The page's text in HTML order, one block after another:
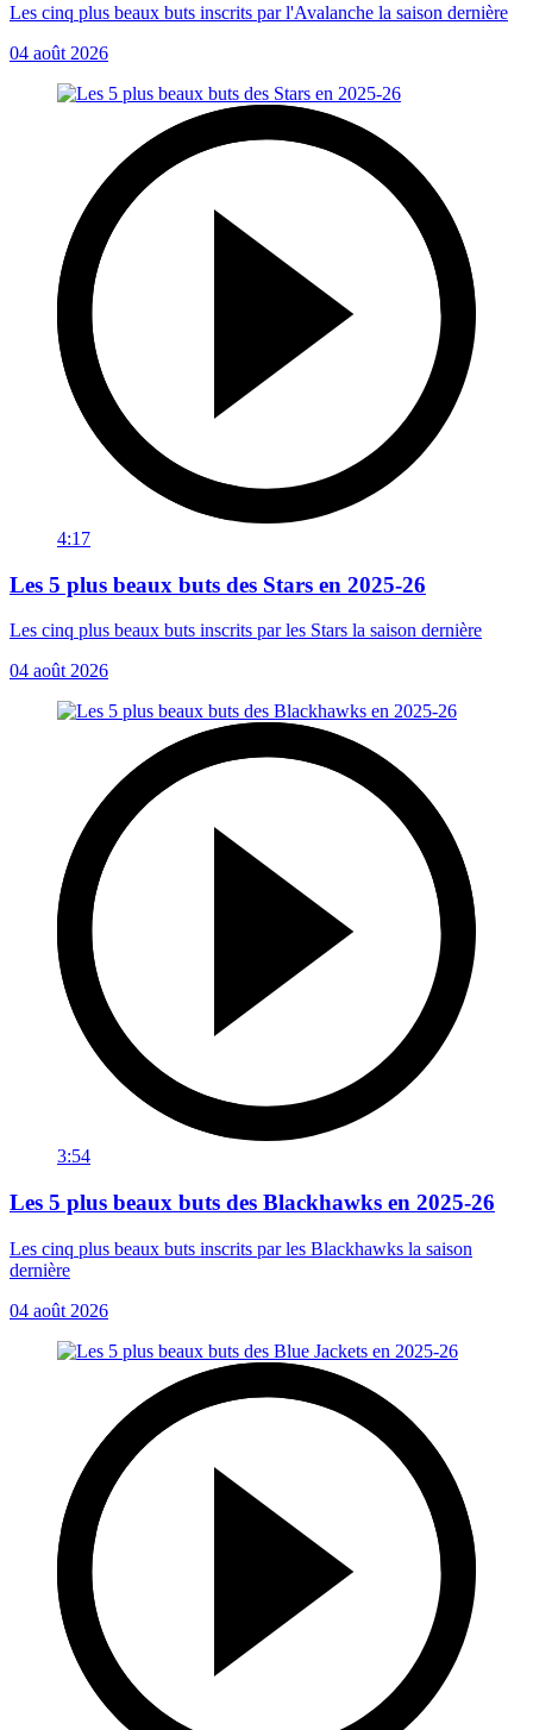
Les cinq plus beaux buts inscrits par l'Avalanche la saison dernière
04 août 2026
4:17
Les 5 plus beaux buts des Stars en 2025-26
Les cinq plus beaux buts inscrits par les Stars la saison dernière
04 août 2026
3:54
Les 5 plus beaux buts des Blackhawks en 2025-26
Les cinq plus beaux buts inscrits par les Blackhawks la saison
dernière
04 août 2026